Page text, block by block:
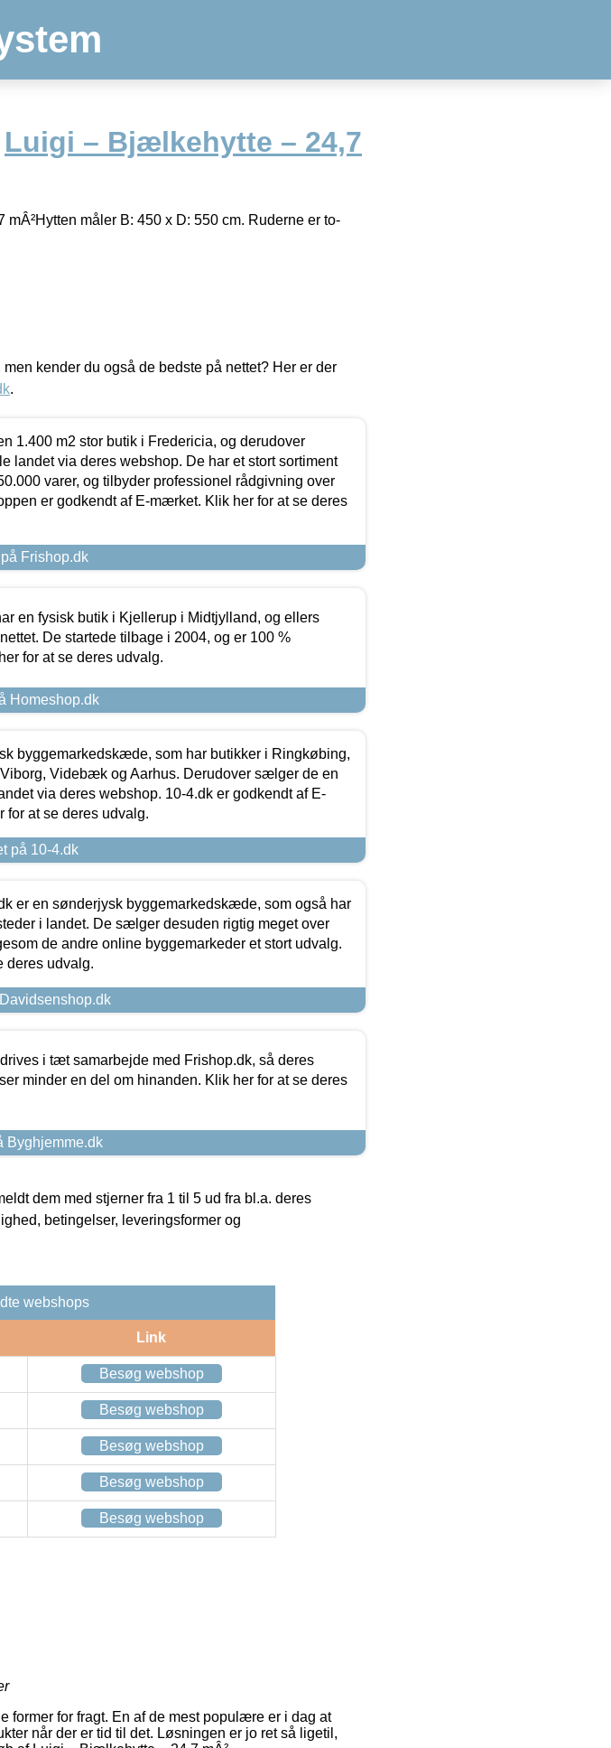
Luigi – Bjælkehytte – 24,7
måler B: 450 x D: 550 cm. Ruderne er to-
kender du også de bedste på nettet? Her er der
.
1.400 m2 stor butik i Fredericia, og derudover
landet via deres webshop. De har et stort sortiment
varer, og tilbyder professionel rådgivning over
er godkendt af E-mærket. Klik her for at se deres
Frishop.dk
en fysisk butik i Kjellerup i Midtjylland, og ellers
De startede tilbage i 2004, og er 100 %
for at se deres udvalg.
Homeshop.dk
byggemarkedskæde, som har butikker i Ringkøbing,
Videbæk og Aarhus. Derudover sælger de en
via deres webshop. 10-4.dk er godkendt af E-
for at se deres udvalg.
på 10-4.dk
er en sønderjysk byggemarkedskæde, som også har
i landet. De sælger desuden rigtig meget over
de andre online byggemarkeder et stort udvalg.
deres udvalg.
i tæt samarbejde med Frishop.dk, så deres
minder en del om hinanden. Klik her for at se deres
Byghjemme.dk
dem med stjerner fra 1 til 5 ud fra bl.a. deres
betingelser, leveringsformer og
webshops
Link
Besøg webshop
Besøg webshop
Besøg webshop
Besøg webshop
Besøg webshop
former for fragt. En af de mest populære er i dag at
når der er tid til det. Løsningen er jo ret så ligetil,